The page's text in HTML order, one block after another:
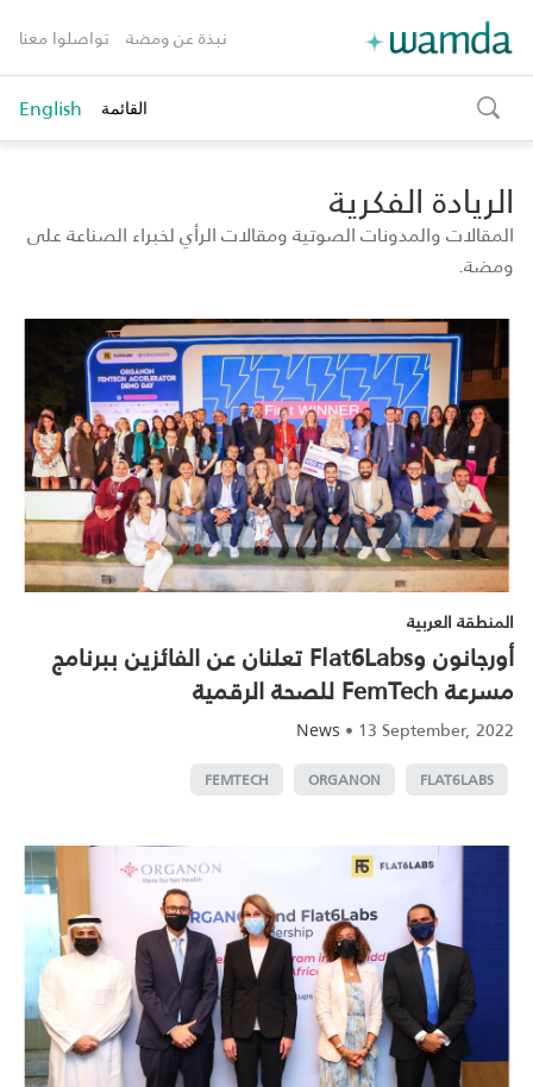
نبذة عن ومضة تواصلوا معنا
toggle
search
القائمة English
الريادة الفكرية
المقالات والمدونات الصوتية ومقالات الرأي لخبراء الصناعة على
ومضة.
المنطقة العربية
أورجانون وFlat6Labs تعلنان عن الفائزين ببرنامج
مسرعة FemTech للصحة الرقمية
News • 13 September, 2022
FLAT6LABS
ORGANON
FEMTECH